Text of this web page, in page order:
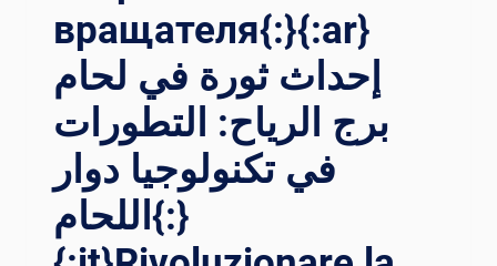
вращателя{:}{:ar}
إحداث ثورة في لحام
برج الرياح: التطورات
في تكنولوجيا دوار
اللحام{:}